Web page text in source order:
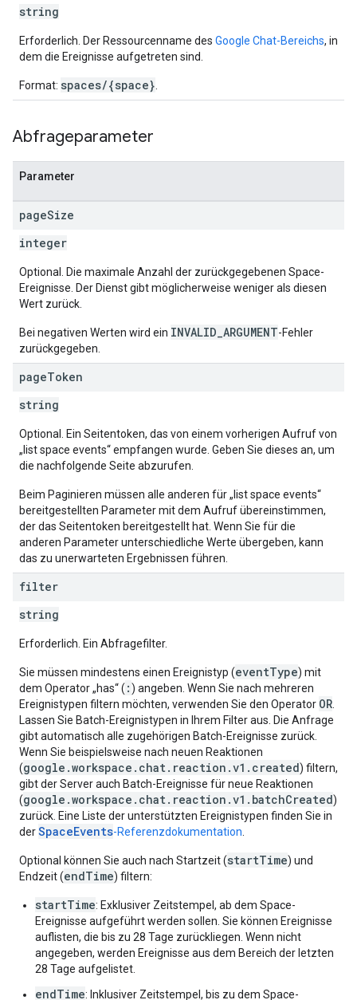
string
Erforderlich. Der Ressourcenname des Google Chat-Bereichs, in
dem die Ereignisse aufgetreten sind.
Format: spaces/{space}
Abfrageparameter
Parameter
pageSize
integer
Optional. Die maximale Anzahl der zurückgegebenen Space-
Ereignisse. Der Dienst gibt möglicherweise weniger als diesen
Wert zurück.
Bei negativen Werten wird ein INVALID_ARGUMENT-Fehler
zurückgegeben.
pageToken
string
Optional. Ein Seitentoken, das von einem vorherigen Aufruf von
„list space events“ empfangen wurde. Geben Sie dieses an, um
die nachfolgende Seite abzurufen.
Beim Paginieren müssen alle anderen für „list space events“
bereitgestellten Parameter mit dem Aufruf übereinstimmen,
der das Seitentoken bereitgestellt hat. Wenn Sie für die
anderen Parameter unterschiedliche Werte übergeben, kann
das zu unerwarteten Ergebnissen führen.
filter
string
Erforderlich. Ein Abfragefilter.
Sie müssen mindestens einen Ereignistyp (eventType) mit
dem Operator „has“ ( :) angeben. Wenn Sie nach mehreren
Ereignistypen filtern möchten, verwenden Sie den Operator OR
Lassen Sie Batch-Ereignistypen in Ihrem Filter aus. Die Anfrage
gibt automatisch alle zugehörigen Batch-Ereignisse zurück.
Wenn Sie beispielsweise nach neuen Reaktionen
(google.workspace.chat.reaction.v1.created) filtern,
gibt der Server auch Batch-Ereignisse für neue Reaktionen
(google.workspace.chat.reaction.v1.batchCreated)
zurück. Eine Liste der unterstützten Ereignistypen finden Sie in
derSpaceEvents-Referenzdokumentation
Optional können Sie auch nach Startzeit (startTime) und
Endzeit (endTime) filtern:
startTime: Exklusiver Zeitstempel, ab dem Space-
Ereignisse aufgeführt werden sollen. Sie können Ereignisse
auflisten, die bis zu 28 Tage zurückliegen. Wenn nicht
angegeben, werden Ereignisse aus dem Bereich der letzten
28 Tage aufgelistet.
endTime: Inklusiver Zeitstempel, bis zu dem Space-